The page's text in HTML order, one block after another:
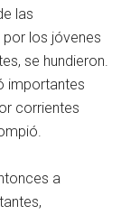
las
los jóvenes
se hundieron.
importantes
corrientes
a